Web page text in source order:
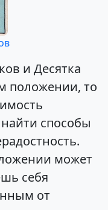
и Десятка
положении, то
способы
может
себя
от